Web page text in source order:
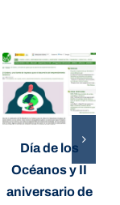
Día de los
Océanos y II
aniversario de